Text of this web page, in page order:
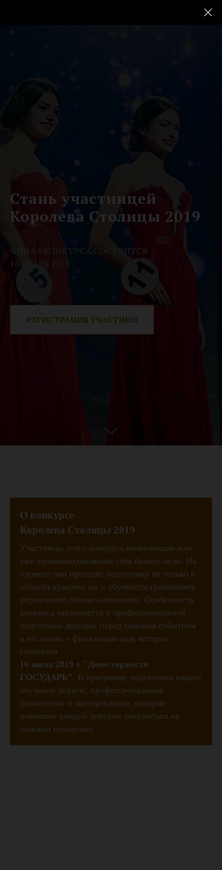
Стань участницей
Королева Столицы 2019
ФИНАЛ КОНКУРСА СОСТОИТСЯ
16 ИЮЛЯ 2019
РЕГИСТРАЦИЯ УЧАСТНИЦ
О конкурсе
Королева Столицы 2019
Участницы этого конкурса начинающие или
уже зарекомендовавшие себя бизнес-леди. На
проекте они проходят подготовку не только в
области красоты, но и обучаются грамотному
управлению бизнес-процесами. Особенность
конкурса заключается в профессиональной
подготовке девушек перед главным событием
в их жизни – финальным шоу, которое
состоится
16 июля 2019 в "Доме торжеств
ГОСУДАРЬ". В программу подготовки входит
обучение дефиле, профессиональные
фотосессии и мастер-классы, которые
помогают каждой девушке раскрыться на
главном празднике.